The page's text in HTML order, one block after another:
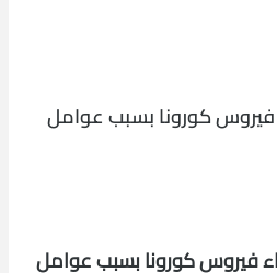
فيروس كورونا بسبب عوامل
فيروس كورونا بسبب عوامل